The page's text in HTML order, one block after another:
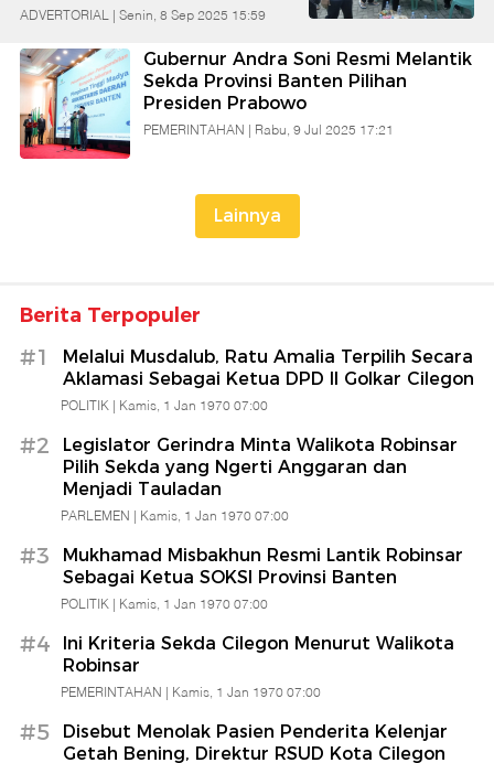
ADVERTORIAL | Senin, 8 Sep 2025 15:59
Gubernur Andra Soni Resmi Melantik
Sekda Provinsi Banten Pilihan
Presiden Prabowo
PEMERINTAHAN | Rabu, 9 Jul 2025 17:21
Berita Terpopuler
#1
Melalui Musdalub, Ratu Amalia Terpilih Secara
Aklamasi Sebagai Ketua DPD II Golkar Cilegon
POLITIK | Kamis, 1 Jan 1970 07:00
#2
Legislator Gerindra Minta Walikota Robinsar
Pilih Sekda yang Ngerti Anggaran dan
Menjadi Tauladan
PARLEMEN | Kamis, 1 Jan 1970 07:00
#3
Mukhamad Misbakhun Resmi Lantik Robinsar
Sebagai Ketua SOKSI Provinsi Banten
POLITIK | Kamis, 1 Jan 1970 07:00
#4
Ini Kriteria Sekda Cilegon Menurut Walikota
Robinsar
PEMERINTAHAN | Kamis, 1 Jan 1970 07:00
#5
Disebut Menolak Pasien Penderita Kelenjar
Getah Bening, Direktur RSUD Kota Cilegon